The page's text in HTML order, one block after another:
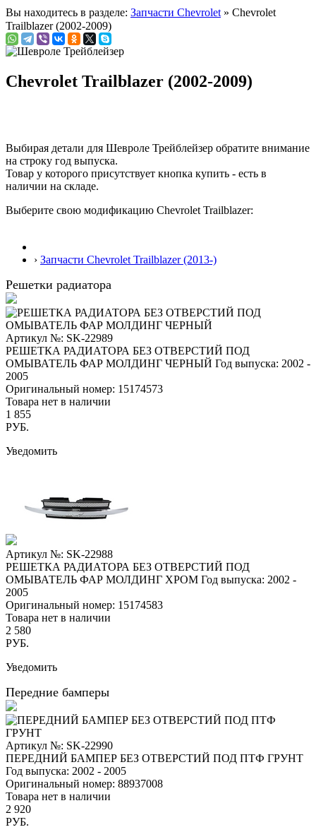
Вы находитесь в разделе: Запчасти Chevrolet » Chevrolet
Trailblazer (2002-2009)
Chevrolet Trailblazer (2002-2009)
Выбирая детали для Шевроле Трейблейзер обратите внимание
на строку год выпуска.
Товар у которого присутствует кнопка купить - есть в
наличии на складе.
Выберите свою модификацию Chevrolet Trailblazer:
› Запчасти Chevrolet Trailblazer (2013-)
Решетки радиатора
Артикул №: SK-22989
РЕШЕТКА РАДИАТОРА БЕЗ ОТВЕРСТИЙ ПОД
ОМЫВАТЕЛЬ ФАР МОЛДИНГ ЧЕРНЫЙ Год выпуска: 2002 -
2005
Оригинальный номер: 15174573
Товара нет в наличии
1 855
РУБ.
Уведомить
Артикул №: SK-22988
РЕШЕТКА РАДИАТОРА БЕЗ ОТВЕРСТИЙ ПОД
ОМЫВАТЕЛЬ ФАР МОЛДИНГ ХРОМ Год выпуска: 2002 -
2005
Оригинальный номер: 15174583
Товара нет в наличии
2 580
РУБ.
Уведомить
Передние бамперы
Артикул №: SK-22990
ПЕРЕДНИЙ БАМПЕР БЕЗ ОТВЕРСТИЙ ПОД ПТФ ГРУНТ
Год выпуска: 2002 - 2005
Оригинальный номер: 88937008
Товара нет в наличии
2 920
РУБ.